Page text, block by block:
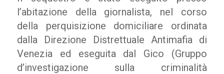
l’abitazione della giornalista, nel corso
della perquisizione domiciliare ordinata
dalla Direzione Distrettuale Antimafia di
Venezia ed eseguita dal Gico (Gruppo
d’investigazione sulla criminalità